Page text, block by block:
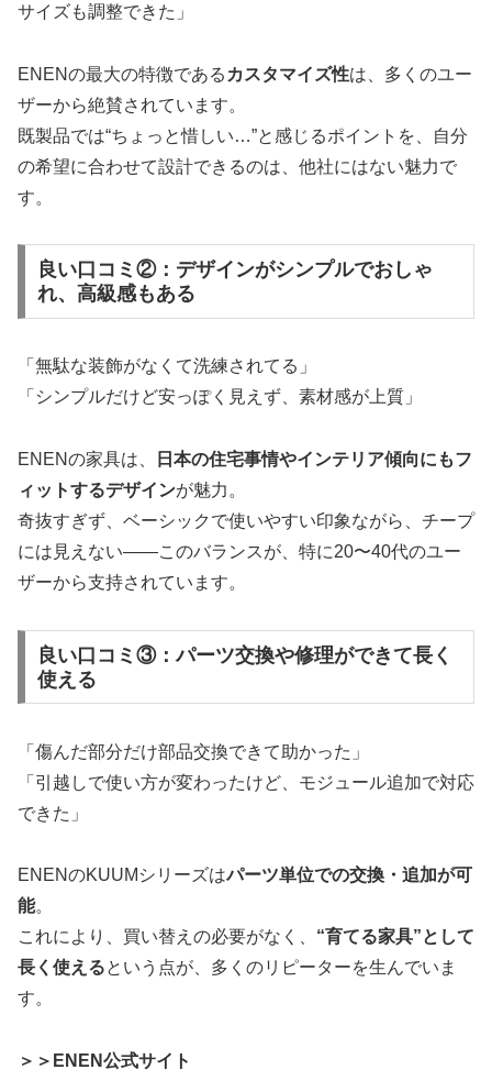
サイズも調整できた」
ENENの最大の特徴である カスタマイズ性は、多くのユー
ザーから絶賛されています。
既製品では“ちょっと惜しい…”と感じるポイントを、自分
の希望に合わせて設計できるのは、他社にはない魅力で
す。
良い口コミ②：デザインがシンプルでおしゃ
れ、高級感もある
「無駄な装飾がなくて洗練されてる」
「シンプルだけど安っぽく見えず、素材感が上質」
ENENの家具は、
日本の住宅事情やインテリア傾向にもフ
ィットするデザインが魅力。
奇抜すぎず、ベーシックで使いやすい印象ながら、チープ
には見えない――このバランスが、特に20〜40代のユー
ザーから支持されています。
良い口コミ③：パーツ交換や修理ができて長く
使える
「傷んだ部分だけ部品交換できて助かった」
「引越しで使い方が変わったけど、モジュール追加で対応
できた」
ENENのKUUMシリーズはパーツ単位での交換・追加が可
能。
これにより、買い替えの必要がなく、 “育てる家具”として
長く使えるという点が、多くのリピーターを生んでいま
す。
＞＞ENEN公式サイト